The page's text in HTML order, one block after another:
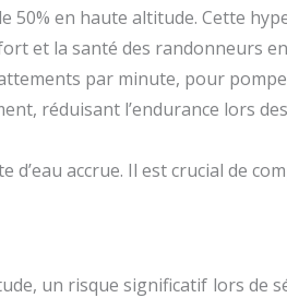
50% en haute altitude. Cette
et la santé des randonneurs
par minute, pour
réduisant l’endurance lors
d’eau accrue. Il est crucial de
un risque significatif lors de